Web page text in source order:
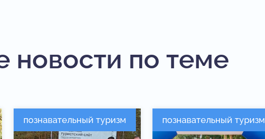
новости по теме
познавательный туризм познавательный туризм